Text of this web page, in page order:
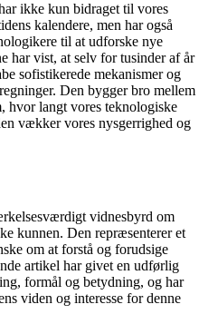
ikke kun bidraget til vores
kalendere, men har også
til at udforske nye
har vist, at selv for tusinder af år
sofistikerede mekanismer og
Den bygger bro mellem
hvor langt vores teknologiske
vækker vores nysgerrighed og
vidnesbyrd om
kunnen. Den repræsenterer et
om at forstå og forudsige
artikel har givet en udførlig
formål og betydning, og har
viden og interesse for denne